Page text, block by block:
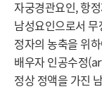
자궁경관요인, 항
남성요인으로서
정자의 농축을 위
배우자 인공수정
정상 정액을 가진